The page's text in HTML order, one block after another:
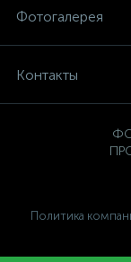
Фотогалерея
Контакты
Политика